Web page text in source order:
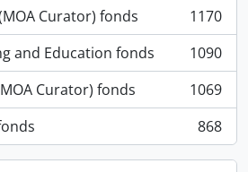
Curator) fonds
1170
and Education fonds
1090
Curator) fonds
1069
868